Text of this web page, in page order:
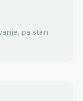
pa stan